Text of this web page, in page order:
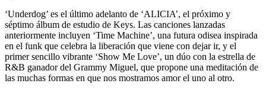
‘Underdog’ es el último adelanto de ‘ALICIA’, el próximo y
séptimo álbum de estudio de Keys. Las canciones lanzadas
anteriormente incluyen ‘Time Machine’, una futura odisea inspirada
en el funk que celebra la liberación que viene con dejar ir, y el
primer sencillo vibrante ‘Show Me Love’, un dúo con la estrella de
R&B ganador del Grammy Miguel, que propone una meditación de
las muchas formas en que nos mostramos amor el uno al otro.